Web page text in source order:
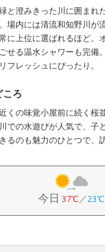
と澄みきった川に囲まれ
場内には清流和知野川が
に上位に選ばれるほど。
せる温水シャワーも完備
フレッシュにぴったり。
ころ
くの味覚小屋前に続く桜
での水遊びが人気で、子
るのも魅力のひとつで、
今日 37℃／23℃